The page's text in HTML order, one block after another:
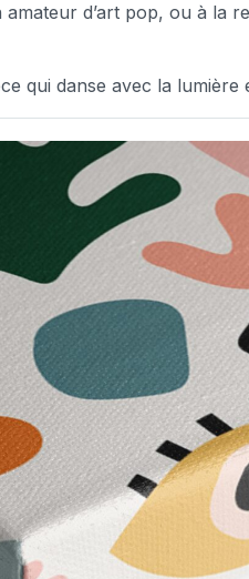
d’art pop, ou à la
qui danse avec la